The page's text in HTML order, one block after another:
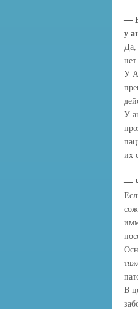
—
у
Да,
У
У
их
—
В